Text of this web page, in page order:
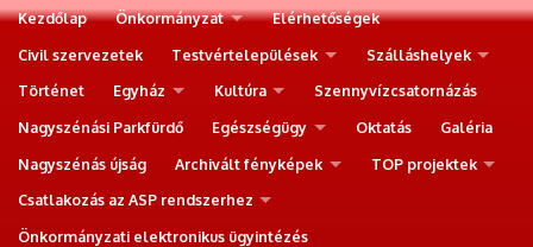
Kezdőlap Önkormányzat
Elérhetőségek
Civil szervezetek
Testvértelepülések
Szálláshelyek
Történet
Egyház Kultúra
Szennyvízcsatornázás
Nagyszénási Parkfürdő
Egészségügy Oktatás
Galéria
Nagyszénás újság
Archivált fényképek
TOP projektek
Csatlakozás az ASP rendszerhez
Önkormányzati elektronikus ügyintézés